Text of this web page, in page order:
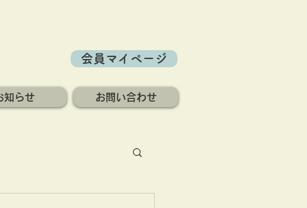
会員マイページ
知らせ お問い合わせ